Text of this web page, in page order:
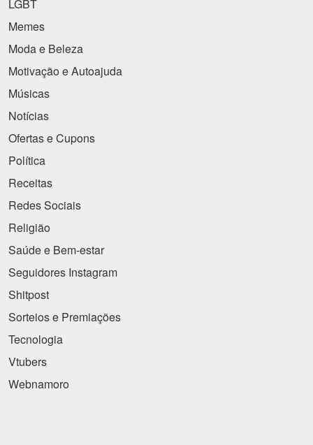
LGBT
Memes
Moda e Beleza
Motivação e Autoajuda
Músicas
Notícias
Ofertas e Cupons
Política
Receitas
Redes Sociais
Religião
Saúde e Bem-estar
Seguidores Instagram
Shitpost
Sorteios e Premiações
Tecnologia
Vtubers
Webnamoro